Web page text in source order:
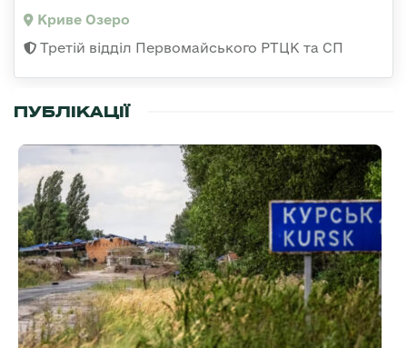
Криве Озеро
Третій відділ Первомайського РТЦК та СП
ПУБЛІКАЦІЇ